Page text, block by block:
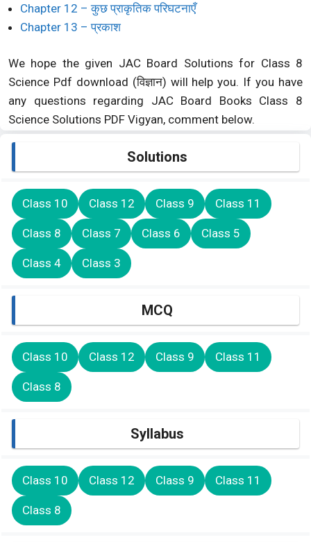
Chapter 12 – कुछ प्राकृतिक परिघटनाएँ
Chapter 13 – प्रकाश
We hope the given JAC Board Solutions for Class 8
Science Pdf download (विज्ञान) will help you. If you have
any questions regarding JAC Board Books Class 8
Science Solutions PDF Vigyan, comment below.
Solutions
Class 10 Class 12 Class 9 Class 11
Class 8 Class 7 Class 6 Class 5
Class 4 Class 3
MCQ
Class 10 Class 12 Class 9 Class 11
Class 8
Syllabus
Class 10 Class 12 Class 9 Class 11
Class 8